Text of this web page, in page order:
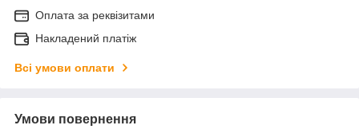
Оплата за реквізитами
Накладений платіж
Всі умови оплати
Умови повернення